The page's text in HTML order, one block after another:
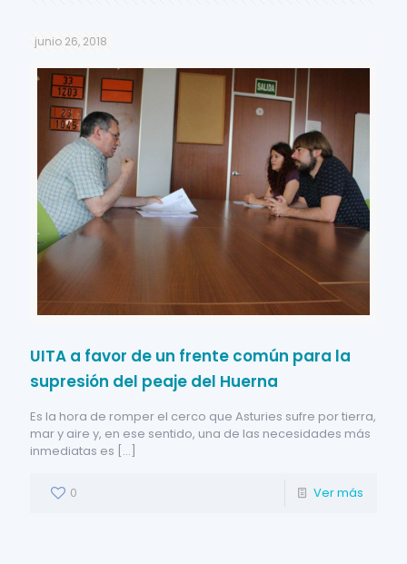
junio 26, 2018
UITA a favor de un frente común para la
supresión del peaje del Huerna
Es la hora de romper el cerco que Asturies sufre por tierra,
mar y aire y, en ese sentido, una de las necesidades más
inmediatas es […]
0 Ver más